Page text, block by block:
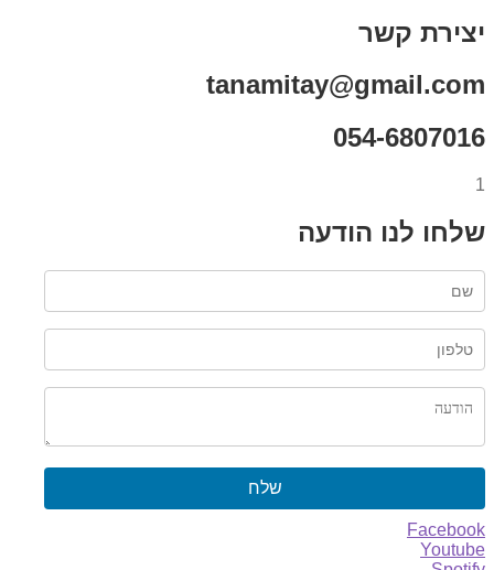
יצירת קשר
tanamitay@gmail.com
054-6807016
1
שלחו לנו הודעה
שלח
Facebook
Youtube